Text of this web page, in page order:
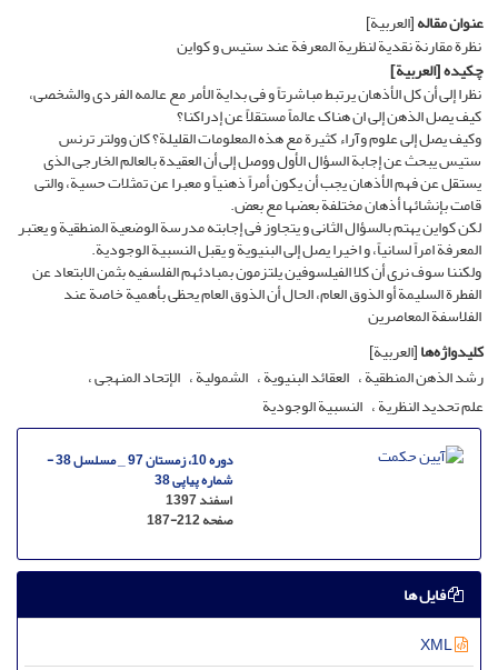
عنوان مقاله[العربیة]
نظرة مقارنة نقدیة لنظریة المعرفة عند ستیس و کواین
چکیده[العربیة]
نظرا إلى أن کل الأذهان یرتبط مباشرتاً و فی بدایة الأمر مع عالمه الفردی والشخصی،
کیف یصل الذهن إلى ان هناک عالماً مستقلاً عن إدراکنا؟
وکیف یصل إلى علوم وآراء کثیرة مع هذه المعلومات القلیلة؟ کان وولتر ترنس
ستیس یبحث عن إجابة السؤال الأول ووصل إلى أن العقیدة بالعالم الخارجی الذی
یستقل عن فهم الأذهان یجب أن یکون أمراً ذهنیاً و معبرا عن تمثلات حسیة، والتی
قامت بإنشائها أذهان مختلفة بعضها مع بعض.
لکن کواین یهتم بالسؤال الثانی و یتجاوز فی إجابته مدرسة الوضعیة المنطقیة و یعتبر
المعرفة امراً لسانیاً، و اخیرا یصل إلی البنیویة و یقبل النسبیة الوجودیة.
ولکننا سوف نرى أن کلا الفیلسوفین یلتزمون بمبادئهم الفلسفیه بثمن الابتعاد عن
الفطرة السلیمة أو الذوق العام، الحال أن الذوق العام یحظى بأهمیة خاصة عند
الفلاسفة المعاصرین
کلیدواژه‌ها[العربیة]
رشد الذهن المنطقیة العقائد البنیویة الشمولیة الإتحاد المنهجی
علم تحدید النظریة النسبیة الوجودیة
دوره 10، زمستان 97 _ مسلسل 38 -
شماره پیاپی 38
اسفند 1397
صفحه187-212
فایل ها